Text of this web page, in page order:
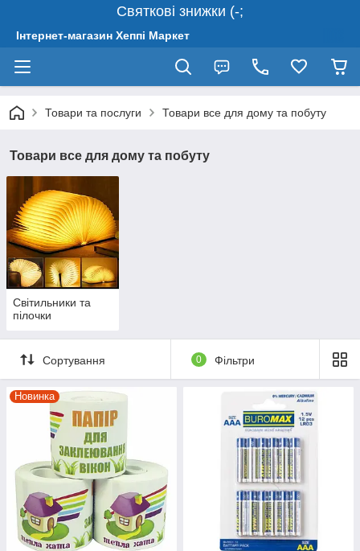
Святкові знижки (-;
Інтернет-магазин Хеппі Маркет
Товари та послуги Товари все для дому та побуту
Товари все для дому та побуту
Світильники та
пілочки
Сортування 0 Фільтри
Новинка